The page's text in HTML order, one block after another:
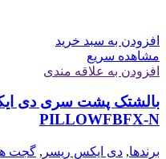
افزودن به سبد خرید
مشاهده سریع
افزودن به علاقه مندی
PILLOWFBFX-N
برندها, دی ایکس ریسر , گجت